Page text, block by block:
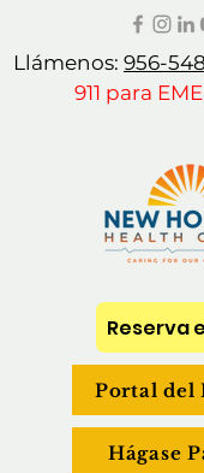
Llámenos: 956-
911 para
Portal del
Hágase
Reserva